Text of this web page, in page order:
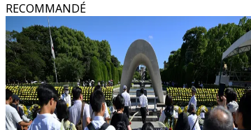
RECOMMANDÉ